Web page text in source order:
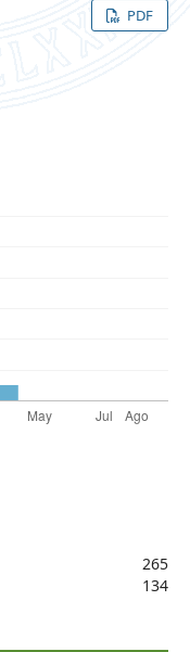
PDF
265
134